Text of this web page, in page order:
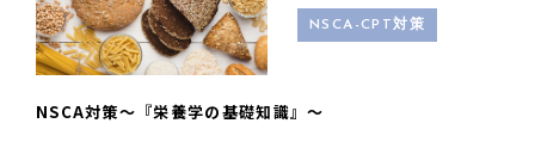
NSCA-CPT対策
NSCA対策〜『栄養学の基礎知識』〜